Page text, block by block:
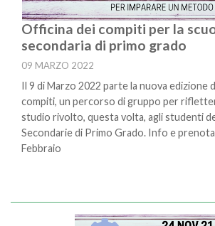
Officina dei compiti per la
secondaria di primo grado
09 MARZO 2022
Il 9 di Marzo 2022 parte la nuova edizione
compiti, un percorso di gruppo per
studio rivolto, questa volta, agli studenti
Secondarie di Primo Grado. Info e
Febbraio